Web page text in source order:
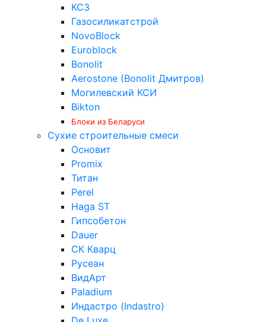
КСЗ
Газосиликатстрой
NovoBlock
Euroblock
Bonolit
Aerostone (Bonolit Дмитров)
Могилевский КСИ
Bikton
Блоки из Беларуси
Сухие строительные смеси
Основит
Promix
Титан
Perel
Haga ST
Гипсобетон
Dauer
СК Кварц
Русеан
ВидАрт
Paladium
Индастро (Indastro)